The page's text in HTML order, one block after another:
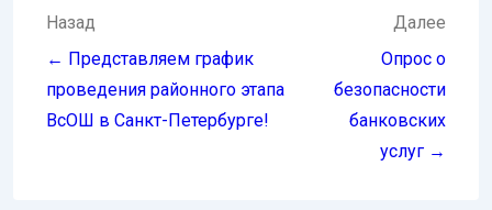
Навигация
по
записям
Назад
← Представляем график
проведения районного этапа
ВсОШ в Санкт-Петербурге!
Далее
Опрос о
безопасности
банковских
услуг →